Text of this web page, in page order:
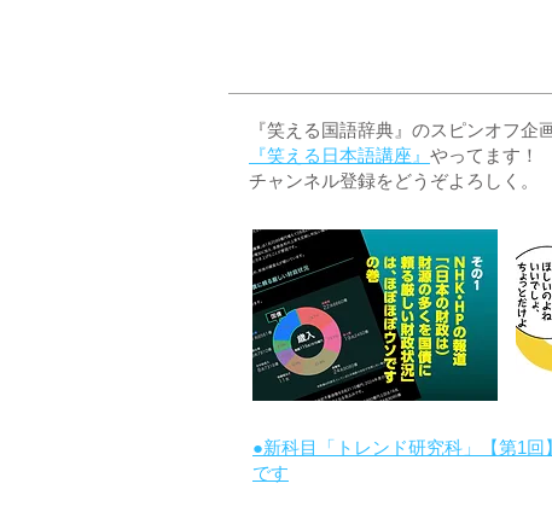
『笑える国語辞典』のスピンオフ
『笑える日本語講座』 やってます！
チャンネル登録をどうぞよろしく。
●新科目「トレンド研究科」【第1
です